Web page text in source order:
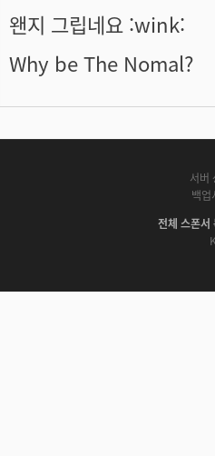
왠지 그립네요 :wink:
Why be The Nomal?
서버
백
전체 스폰서